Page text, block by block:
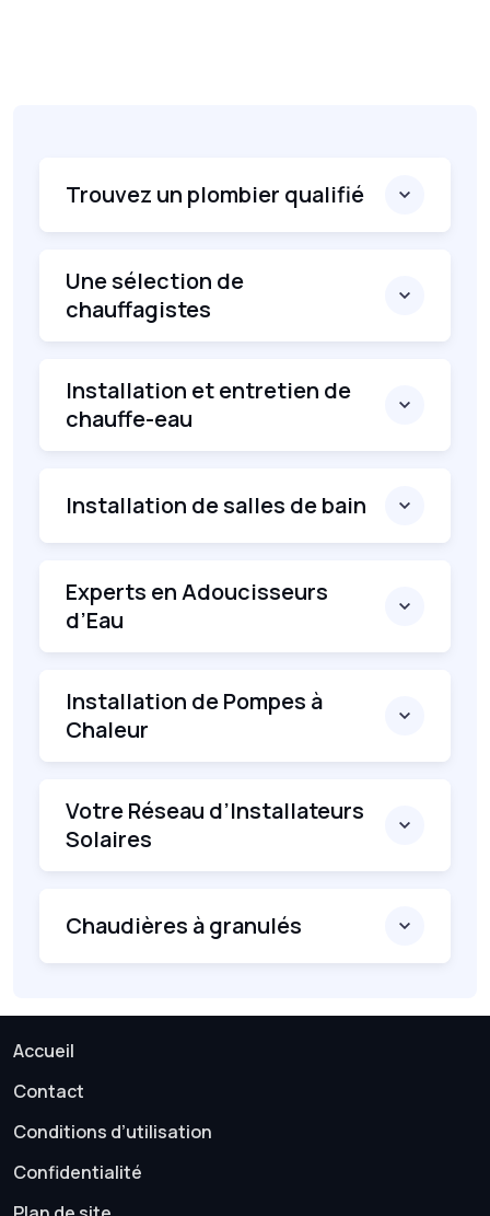
Trouvez un plombier qualifié
Une sélection de
chauffagistes
Installation et entretien de
chauffe-eau
Installation de salles de bain
Experts en Adoucisseurs
d’Eau
Installation de Pompes à
Chaleur
Votre Réseau d’Installateurs
Solaires
Chaudières à granulés
Accueil
Contact
Conditions d’utilisation
Confidentialité